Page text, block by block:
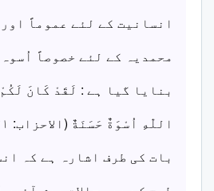
انسانیت کے لئے عموماً
محمدیہ کے لئے خصوصاً
بنایا گیا ہے : لَقَدْ كَانَ
بات کی طرف اشارہ ہے کہ